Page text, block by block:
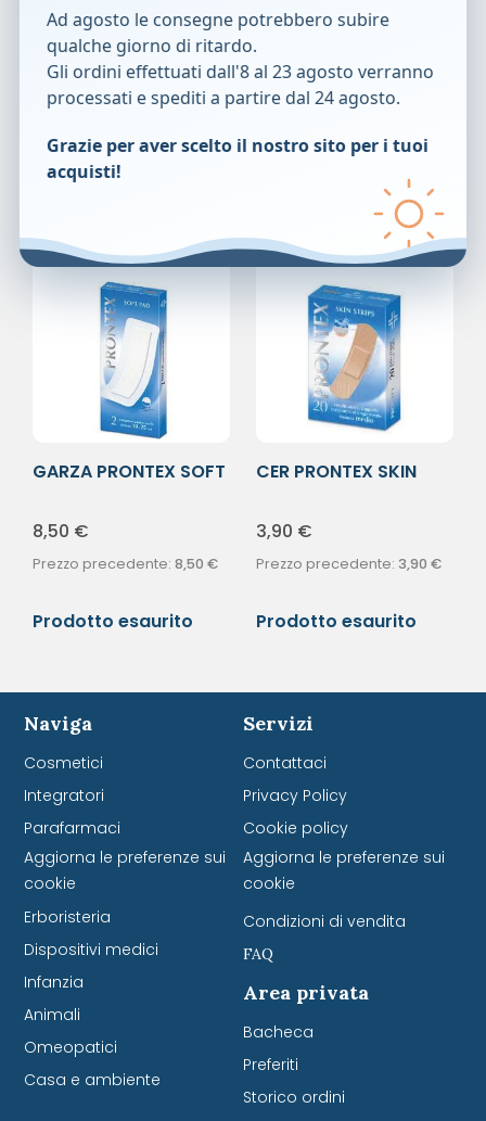
– G14 (arancio), lunghezza ago 51 mm: 00262;
– G18 (verde), lunghezza ago 51 mm: 00265;
– G20 (rosa), lunghezza ago 32 mm: 00266;
– G22 (azzurro), lunghezza ago 25 mm: 00267.
Prodotti correlati
GARZA PRONTEX SOFT
8,50 €
Prezzo precedente: 8,50 €
Prodotto esaurito
CER PRONTEX SKIN
3,90 €
Prezzo precedente: 3,90 €
Prodotto esaurito
Naviga
Cosmetici
Integratori
Parafarmaci
Aggiorna le preferenze sui
cookie
Erboristeria
Dispositivi medici
Infanzia
Animali
Omeopatici
Casa e ambiente
Servizi
Contattaci
Privacy Policy
Cookie policy
Aggiorna le preferenze sui
cookie
Condizioni di vendita
FAQ
Area privata
Bacheca
Preferiti
Storico ordini
Ad agosto le consegne potrebbero subire
qualche giorno di ritardo.
Gli ordini effettuati dall'8 al 23 agosto verranno
processati e spediti a partire dal 24 agosto.
Grazie per aver scelto il nostro sito per i tuoi
acquisti!